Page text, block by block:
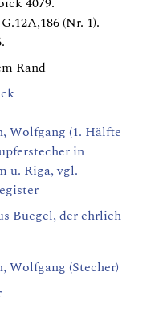
(Nr. 1).
Rand
Wolfgang (1. Hälfte
in
u. Riga, vgl.
Büegel, der ehrlich
Wolfgang (Stecher)